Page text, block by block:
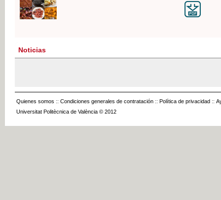
Noticias
Quienes somos :: Condiciones generales de contratación :: Política de privacidad ::
Universitat Politècnica de València © 2012